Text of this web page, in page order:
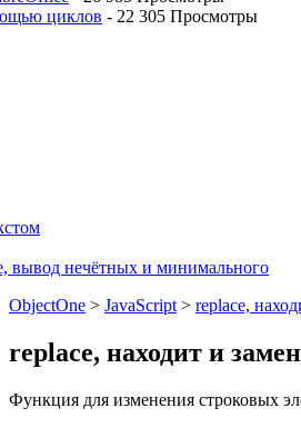
циклов - 22 305 Просмотры
вывод нечётных и минимального
ObjectOne > JavaScript > replace,
replace, находит и
Функция для изменения строковых